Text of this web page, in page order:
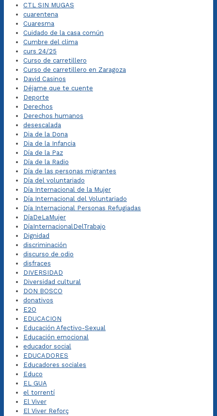
CTL SIN MUGAS
cuarentena
Cuaresma
Cuidado de la casa común
Cumbre del clima
curs 24/25
Curso de carretillero
Curso de carretillero en Zaragoza
David Casinos
Déjame que te cuente
Deporte
Derechos
Derechos humanos
desescalada
Dia de la Dona
Dia de la Infancia
Día de la Paz
Día de la Radio
Día de las personas migrantes
Día del voluntariado
Día Internacional de la Mujer
Día Internacional del Voluntariado
Día Internacional Personas Refugiadas
DíaDeLaMujer
DíaInternacionalDelTrabajo
Dignidad
discriminación
discurso de odio
disfraces
DIVERSIDAD
Diversidad cultural
DON BOSCO
donativos
E2O
EDUCACION
Educación Afectivo-Sexual
Educación emocional
educador social
EDUCADORES
Educadores sociales
Educo
EL GUA
el torrentí
El Viver
El Viver Reforç